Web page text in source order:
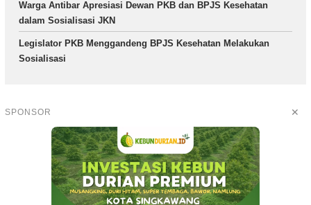
Warga Antibar Apresiasi Dewan PKB dan BPJS Kesehatan
dalam Sosialisasi JKN
Legislator PKB Menggandeng BPJS Kesehatan Melakukan
Sosialisasi
SPONSOR ✕